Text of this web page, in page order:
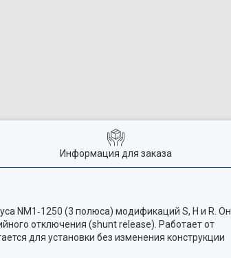
Информация для заказа
NM1‑1250 (3 полюса) модификаций S, H и R. Он
отключения (shunt release). Работает от
для установки без изменения конструкции